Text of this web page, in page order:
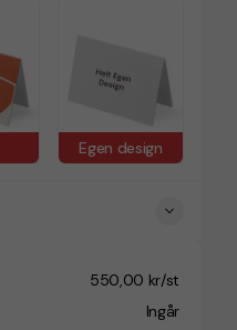
Egen design
550,00 kr/st
Ingår